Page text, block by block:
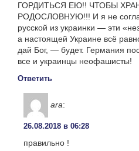
ГОРДИТЬСЯ ЕЮ!! ЧТОБЫ
РОДОСЛОВНУЮ!!! И я не
русской из украинки — эти
а настоящей Украине всё
дай Бог, — будет. Германия
все и украинцы неофашисты!
Ответить
ara:
26.08.2018 в 06:28
правильно !